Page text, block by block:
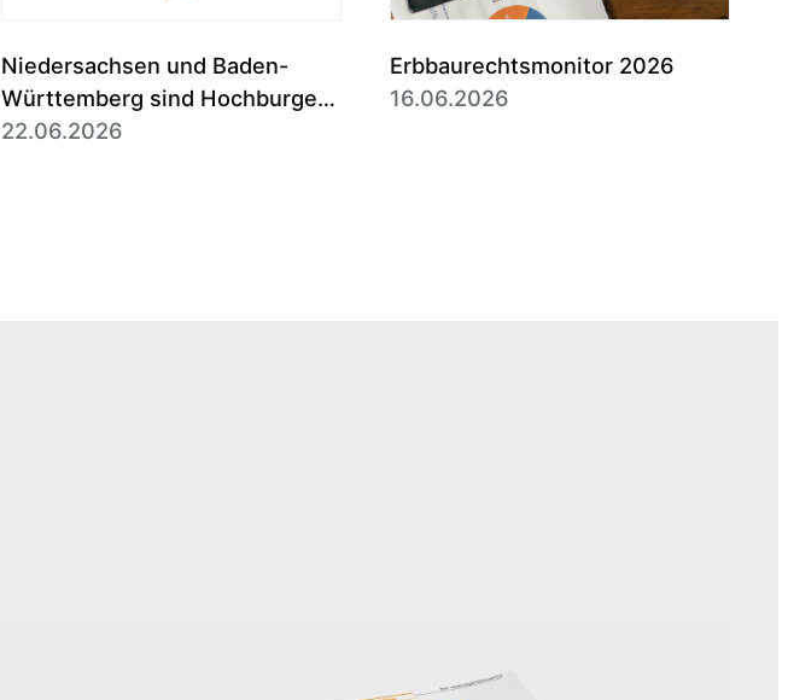
Niedersachsen und Baden-
Württemberg sind Hochburgen
des Erbbaurechts
22.06.2026
Erbbaurechtsmonitor 2026
16.06.2026